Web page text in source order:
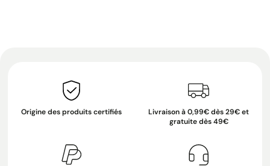
Origine des produits certifiés
Livraison à 0,99€ dès 29€ et
gratuite dès 49€